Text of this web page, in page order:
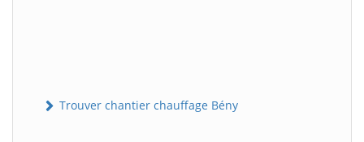
Trouver chantier chauffage Bény